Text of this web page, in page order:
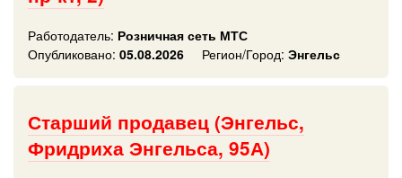
Работодатель: Розничная сеть МТС
Опубликовано: 05.08.2026 Регион/Город: Энгельс
Старший продавец (Энгельс,
Фридриха Энгельса, 95А)